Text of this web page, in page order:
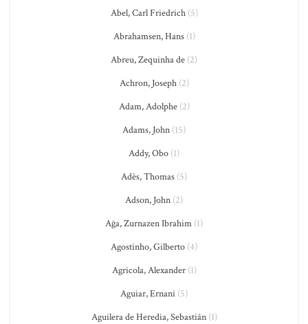
Abel, Carl Friedrich(5)
Abrahamsen, Hans(1)
Abreu, Zequinha de (2)
Achron, Joseph(2)
Adam, Adolphe(2)
Adams, John (15)
Addy, Obo (1)
Adès, Thomas (5)
Adson, John (2)
Ağa, Zurnazen Ibrahim (1)
Agostinho, Gilberto (4)
Agricola, Alexander(1)
Aguiar, Ernani (5)
Aguilera de Heredia, Sebastián(1)